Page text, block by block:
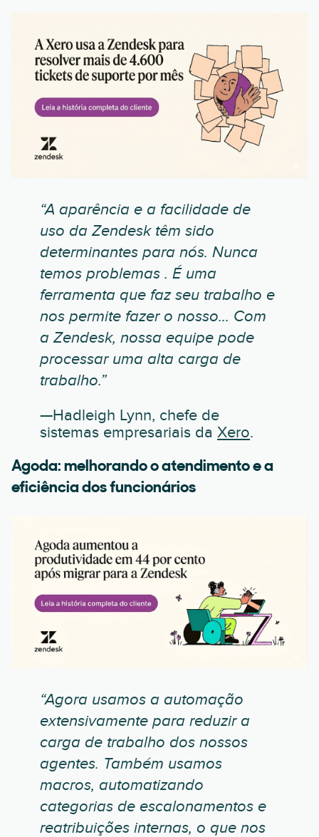
“A aparência e a facilidade de
uso da Zendesk têm sido
determinantes para nós. Nunca
temos problemas . É uma
ferramenta que faz seu trabalho e
nos permite fazer o nosso... Com
a Zendesk, nossa equipe pode
processar uma alta carga de
trabalho.”
—Hadleigh Lynn, chefe de
sistemas empresariais da Xero.
Agoda: melhorando o atendimento e a
eficiência dos funcionários
“Agora usamos a automação
extensivamente para reduzir a
carga de trabalho dos nossos
agentes. Também usamos
macros, automatizando
categorias de escalonamentos e
reatribuições internas, o que nos